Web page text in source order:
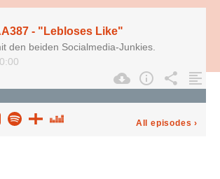
- "Lebloses Like"
den beiden Socialmedia-Junkies.
All episodes ›